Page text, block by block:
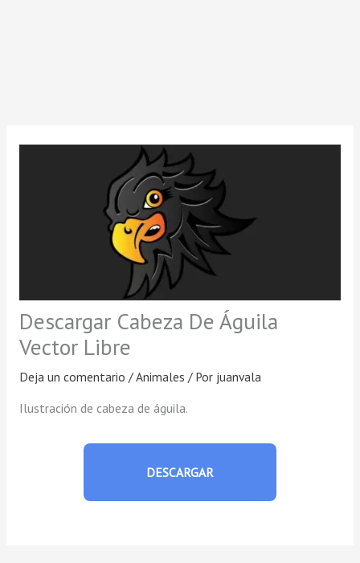
Descargar Cabeza De Águila
Vector Libre
Deja un comentario /Animales / Por juanvala
Ilustración de cabeza de águila.
DESCARGAR